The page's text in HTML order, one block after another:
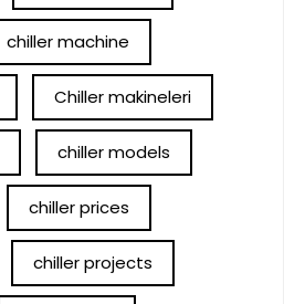
chiller machine
Chiller makineleri
chiller models
chiller prices
chiller projects